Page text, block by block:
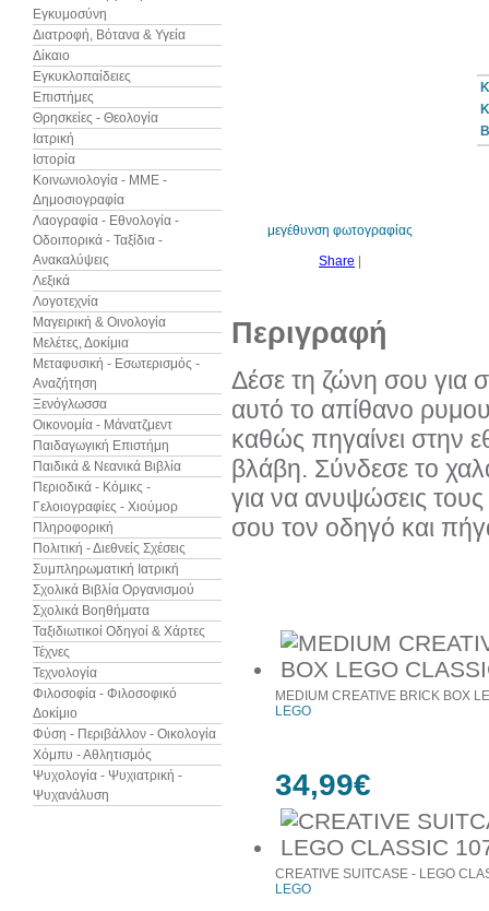
Εγκυμοσύνη
Διατροφή, Βότανα & Υγεία
Δίκαιο
Εγκυκλοπαίδειες
Επιστήμες
Θρησκείες - Θεολογία
Ιατρική
Ιστορία
Κοινωνιολογία - ΜΜΕ -
Δημοσιογραφία
Λαογραφία - Εθνολογία -
Οδοιπορικά - Ταξίδια -
Ανακαλύψεις
Λεξικά
Λογοτεχνία
Μαγειρική & Οινολογία
Μελέτες, Δοκίμια
Μεταφυσική - Εσωτερισμός -
Αναζήτηση
Ξενόγλωσσα
Οικονομία - Μάνατζμεντ
Παιδαγωγική Επιστήμη
Παιδικά & Νεανικά Βιβλία
Περιοδικά - Κόμικς -
Γελοιογραφίες - Χιούμορ
Πληροφορική
Πολιτική - Διεθνείς Σχέσεις
Συμπληρωματική Ιατρική
Σχολικά Βιβλία Οργανισμού
Σχολικά Βοηθήματα
Ταξιδιωτικοί Οδηγοί & Χάρτες
Τέχνες
Τεχνολογία
Φιλοσοφία - Φιλοσοφικό
Δοκίμιο
Φύση - Περιβάλλον - Οικολογία
Χόμπυ - Αθλητισμός
Ψυχολογία - Ψυχιατρική -
Ψυχανάλυση
μεγέθυνση φωτογραφίας
Share
Περιγραφή
Δέσε τη ζώνη σου για
αυτό το απίθανο
καθώς πηγαίνει στην
βλάβη. Σύνδεσε το
για να ανυψώσεις
σου τον οδηγό και
MEDIUM CREATIVE BRICK BOX
LEGO
34,99€
CREATIVE SUITCASE - LEGO
LEGO